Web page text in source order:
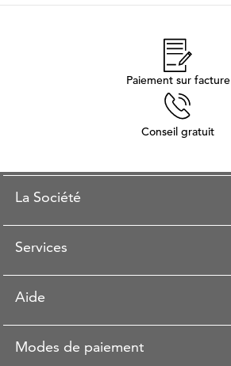
Paiement sur facture
Conseil gratuit
La Société
Services
Aide
Modes de paiement